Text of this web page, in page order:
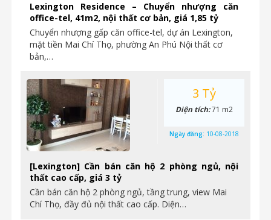
Lexington Residence – Chuyển nhượng căn
office-tel, 41m2, nội thất cơ bản, giá 1,85 tỷ
Chuyển nhượng gấp căn office-tel, dự án Lexington,
mặt tiền Mai Chí Thọ, phường An Phú Nội thất cơ
bản,…
[Lexington] Cần bán căn hộ 2 phòng ngủ, nội
thất cao cấp, giá 3 tỷ
Cần bán căn hộ 2 phòng ngủ, tầng trung, view Mai
Chí Thọ, đầy đủ nội thất cao cấp. Diện…
3 Tỷ
Diện tích:71 m2
Ngày đăng: 10-08-2018